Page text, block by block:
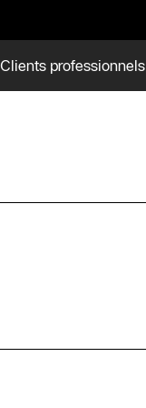
Clients professionnels